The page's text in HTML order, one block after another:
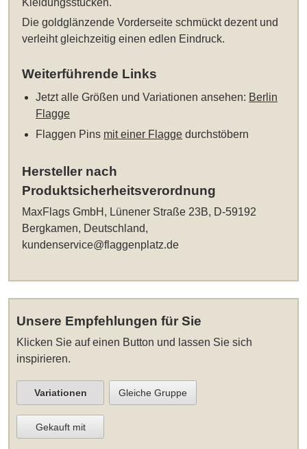
Kleidungsstücken.
Die goldglänzende Vorderseite schmückt dezent und
verleiht gleichzeitig einen edlen Eindruck.
Weiterführende Links
Jetzt alle Größen und Variationen ansehen: Berlin
Flagge
Flaggen Pins mit einer Flagge durchstöbern
Hersteller nach
Produktsicherheitsverordnung
MaxFlags GmbH, Lünener Straße 23B, D-59192
Bergkamen, Deutschland,
kundenservice@flaggenplatz.de
Unsere Empfehlungen für Sie
Klicken Sie auf einen Button und lassen Sie sich
inspirieren.
Variationen Gleiche Gruppe
Gekauft mit